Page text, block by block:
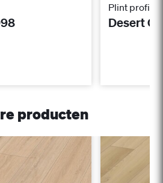
Plint profiel
Desert
producten